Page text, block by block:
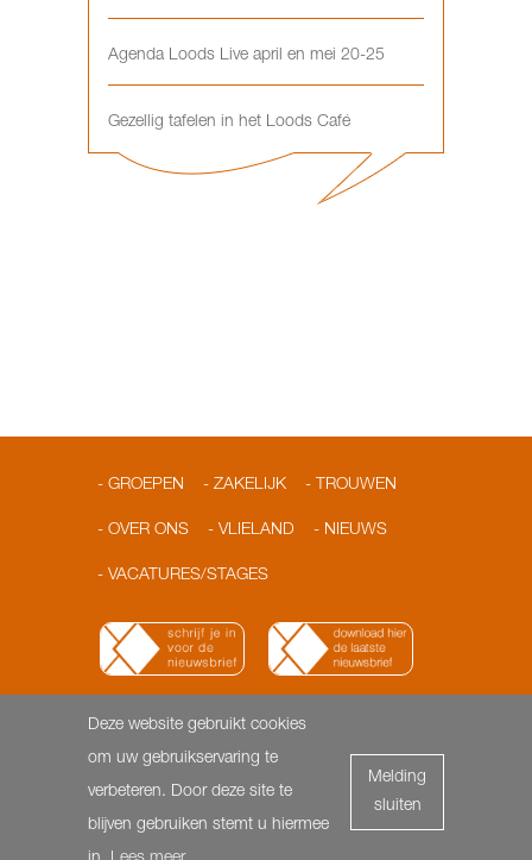
Agenda Loods Live april en mei 20-25
Gezellig tafelen in het Loods Café
GROEPEN ZAKELIJK TROUWEN
OVER ONS VLIELAND NIEUWS
VACATURES/STAGES
info@loodshotel.nl
Melding
sluiten
Deze website gebruikt cookies
om uw gebruikservaring te
verbeteren. Door deze site te
blijven gebruiken stemt u hiermee